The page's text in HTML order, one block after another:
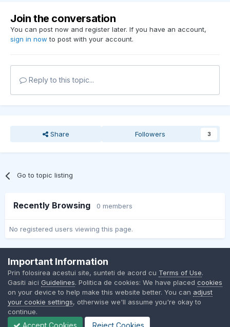
Join the conversation
You can post now and register later. If you have an account,
sign in now to post with your account.
Reply to this topic...
Share Followers 3
Go to topic listing
Recently Browsing 0 members
No registered users viewing this page.
Contact Us
BMW Club Romania
Powered by Invision Community
Important Information
Prin folosirea acestui site, sunteti de acord cu Terms of Use.
Gasiti aici Guidelines. Politica de cookies: We have placed cookies
on your device to help make this website better. You can adjust
your cookie settings, otherwise we'll assume you're okay to
continue.
Accept Cookies Reject Cookies